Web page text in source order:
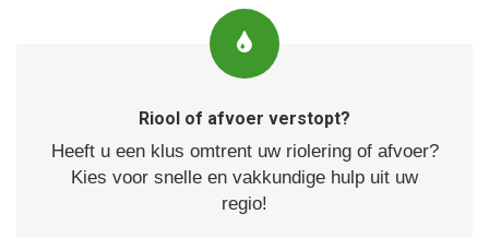
Riool of afvoer verstopt?
Heeft u een klus omtrent uw riolering of afvoer?
Kies voor snelle en vakkundige hulp uit uw
regio!